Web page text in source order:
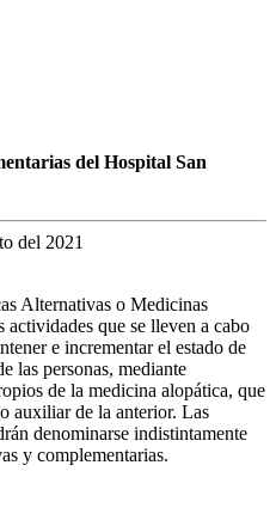
del Hospital San
del 2021
Alternativas o Medicinas
actividades que se lleven a cabo
e incrementar el estado de
las personas, mediante
de la medicina alopática, que
auxiliar de la anterior. Las
denominarse indistintamente
y complementarias.